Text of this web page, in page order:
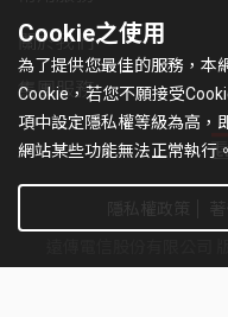
關於我們
集團服務
Cookie之使用
為了提供您最佳的服務，本
Cookie，若您不願接受
項中設定隱私權等級為高，
網站某些功能無法正常執行